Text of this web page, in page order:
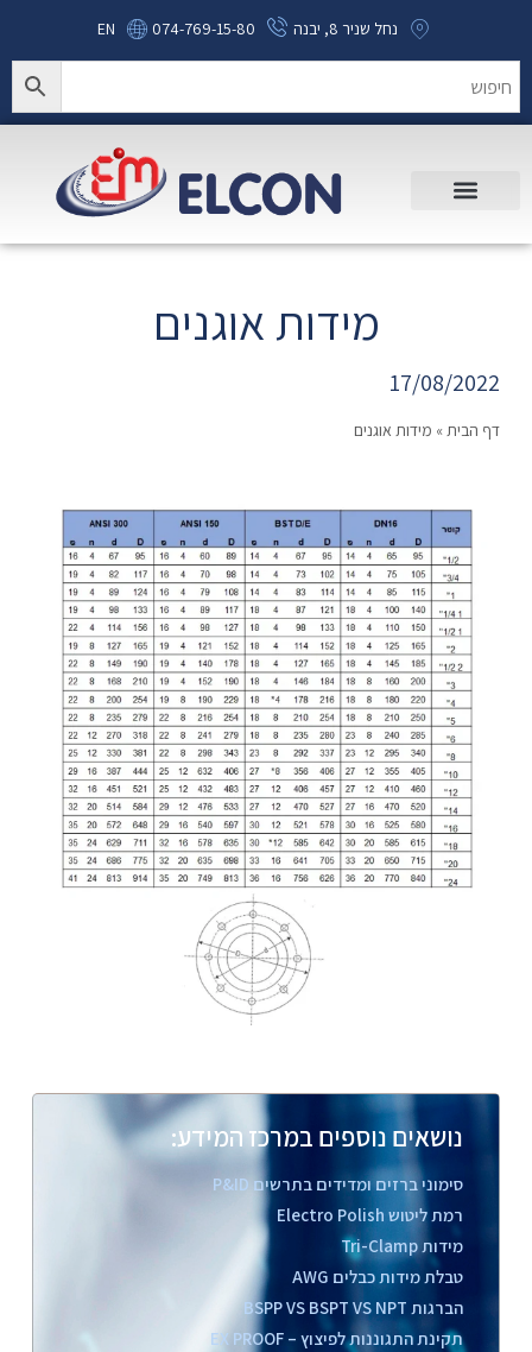
נחל שניר 8, יבנה 074-769-15-80
EN
מידות אוגנים
17/08/2022
דף הבית» מידות אוגנים
נושאים נוספים במרכז המידע:
סימוני ברזים ומדידים בתרשים P&ID
רמת ליטוש Electro Polish
מידות Tri-Clamp
טבלת מידות כבלים AWG
הברגות BSPP VS BSPT VS NPT
תקינת התגוננות לפיצוץ – EX PROOF